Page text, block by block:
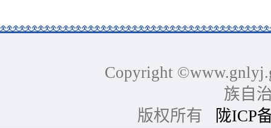
Copyright
族自
版权所有
陇ICP